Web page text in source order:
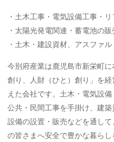
・土木工事・電気設備工事・
・太陽光発電関連・蓄電池の
・土木・建設資材、アスファ
今別府産業は鹿児島市新栄町に
創り、人財（ひと）創り」を
えた会社です。土木・電気設
公共・民間工事を手掛け、建
設備の設置・販売などを通し
の皆さまへ安全で豊かな暮ら